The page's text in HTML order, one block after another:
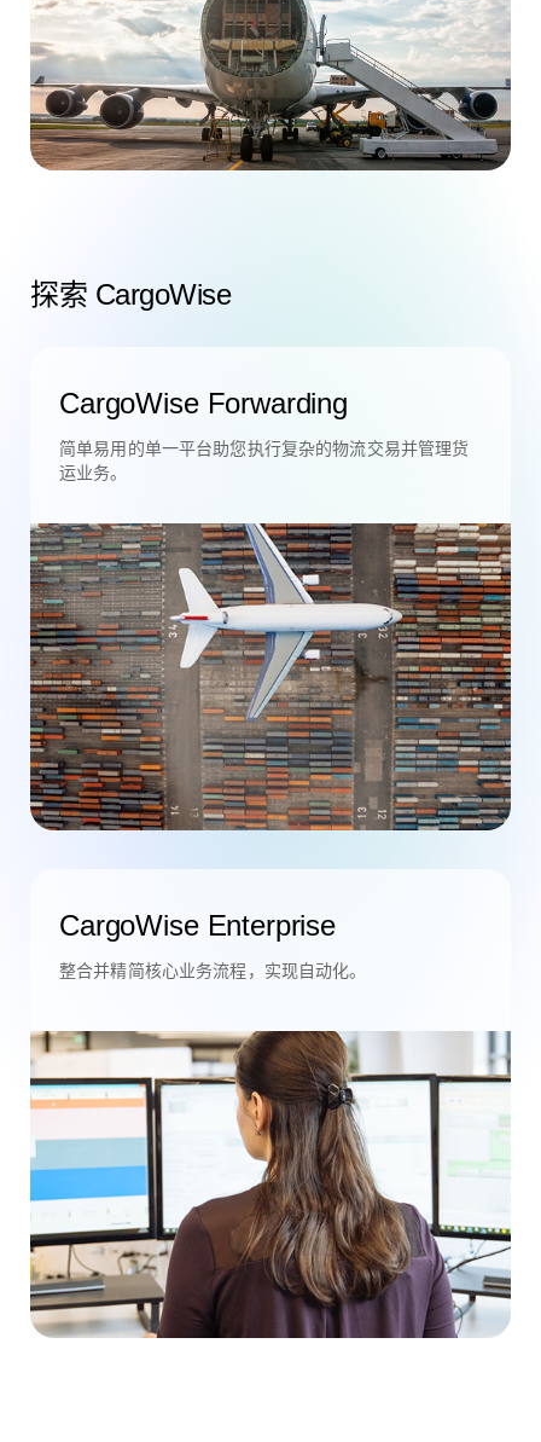
探索 CargoWise
CargoWise Forwarding
简单易用的单一平台助您执行复杂的物流交易并管理货
运业务。
CargoWise Enterprise
整合并精简核心业务流程，实现自动化。